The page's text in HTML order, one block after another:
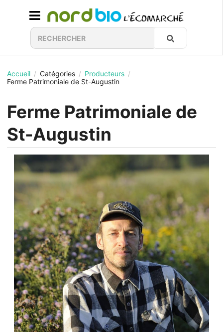
Accueil / Catégories / Producteurs /
Ferme Patrimoniale de St-Augustin
Ferme Patrimoniale de
St-Augustin